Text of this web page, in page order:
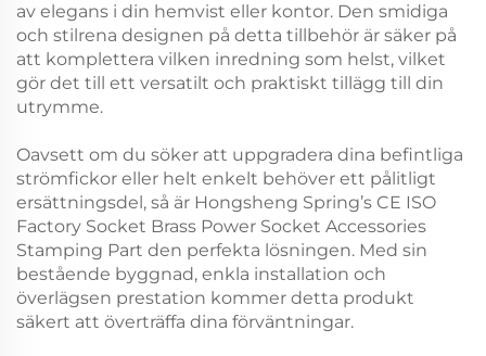
av elegans i din hemvist eller kontor. Den smidiga
och stilrena designen på detta tillbehör är säker på
att komplettera vilken inredning som helst, vilket
gör det till ett versatilt och praktiskt tillägg till din
utrymme.
Oavsett om du söker att uppgradera dina befintliga
strömfickor eller helt enkelt behöver ett pålitligt
ersättningsdel, så är Hongsheng Spring’s CE ISO
Factory Socket Brass Power Socket Accessories
Stamping Part den perfekta lösningen. Med sin
bestående byggnad, enkla installation och
överlägsen prestation kommer detta produkt
säkert att överträffa dina förväntningar.